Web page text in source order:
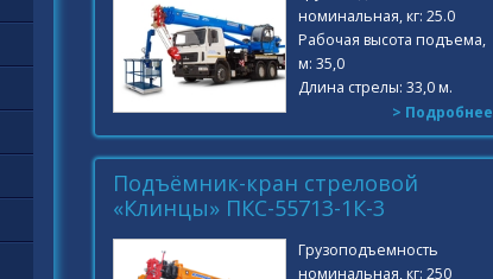
номинальная, кг: 25.0
Рабочая высота подъема,
м: 35,0
Длина стрелы: 33,0 м.
> Подробнее
Подъёмник-кран стреловой
«Клинцы» ПКС-55713-1К-3
Грузоподъемность
номинальная, кг: 250